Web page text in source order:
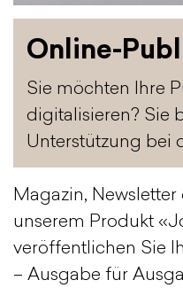
Online-
Sie möchten Ihre
digitalisieren? Sie
Unterstützung bei
Magazin,
unserem Produkt
veröffentlichen Sie
– Ausgabe für